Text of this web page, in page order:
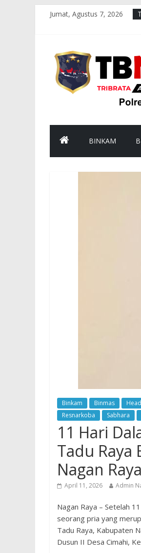
Jumat, Agustus 7, 2026
BINKAM
Binkam Binmas
Resnarkoba
Sabhara
11 Hari
Tadu Raya
Nagan
April 11, 2026 Admin
Nagan Raya – Setelah
seorang pria yang
Tadu Raya, Kabupaten
Dusun II Desa Cimahi,